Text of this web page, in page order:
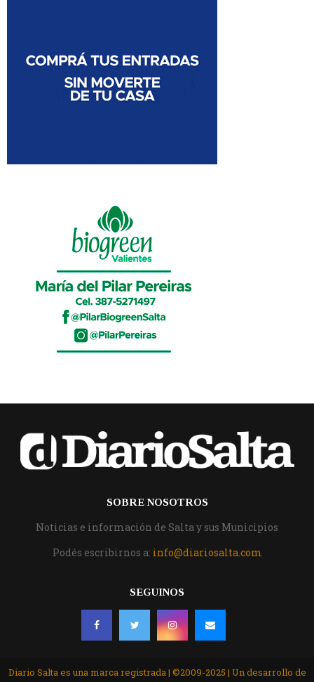
SOBRE NOSOTROS
Noticias e información de Salta y sus Municipios
Podés escribirnos a: info@diariosalta.com
SEGUINOS
Diario Salta es una marca registrada | ©2009-2025 | Un desarrollo de